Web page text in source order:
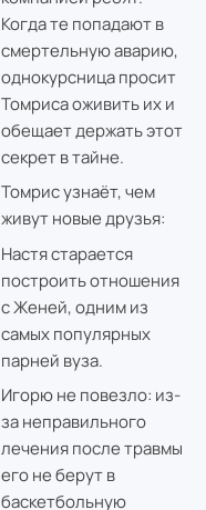
Когда те попадают в
смертельную аварию,
однокурсница просит
Томриса оживить их и
обещает держать этот
секрет в тайне.
Томрис узнаёт, чем
живут новые друзья:
Настя старается
построить отношения
с Женей, одним из
самых популярных
парней вуза.
Игорю не повезло: из-
за неправильного
лечения после травмы
его не берут в
баскетбольную